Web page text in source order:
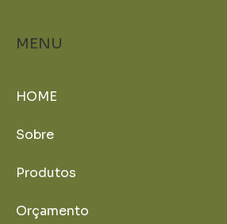
MENU
HOME
Sobre
Produtos
Orçamento